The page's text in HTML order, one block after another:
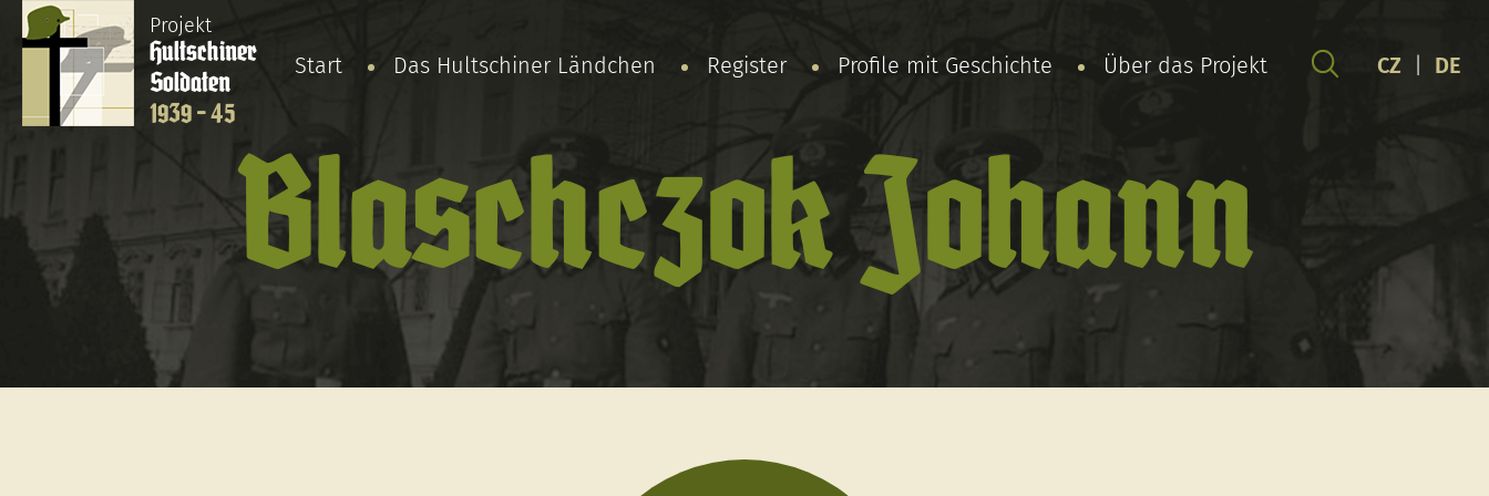
Projekt
Hultschiner
Soldaten
1939 - 45
Start Das Hultschiner Ländchen Register Profile mit Geschichte Über das Projekt CZ DE
Blaschczok Johann